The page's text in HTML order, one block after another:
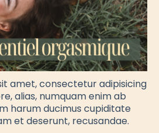
amet, consectetur adipisicing
alias, numquam enim ab
harum ducimus cupiditate
et deserunt, recusandae.